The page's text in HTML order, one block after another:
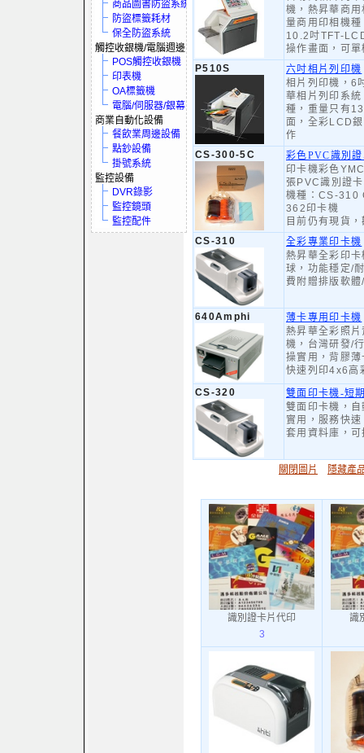
商品圖書防盜系統
防盜標籤耗材
保全防盜系統
觸控收銀機/電腦週邊
POS觸控收銀機
印表機
OA標籤機
電腦/伺服器/銀幕
商業自動化設備
餐飲業周邊設備
點鈔設備
掛號系統
監控設備
DVR錄影
監控鏡頭
監控配件
機，熱昇華商
量商用印相機
10.2吋TFT-
操作畫面，可
P510S
六吋相片列印機
相片列印機，6
華相片列印系
種，重量只有
面，全彩LCD
作
CS-300-5C
彩色PVC識別
印卡機彩色
張PVC識別證
機種：CS-
362印卡機
目前仍有現貨
CS-310
全彩專業印卡機
熱昇華全彩印
球，功能穩定/
費附贈排版軟
640Amphi
薄卡專用印卡機
熱昇華全彩照
機，台灣研發/
操實用，背膠
快速列印4x6高
CS-320
雙面印卡機-短
雙面印卡機，
實用，服務快
套用資料庫，
關閉圖片 隱藏產
識別證卡片代印
3
識